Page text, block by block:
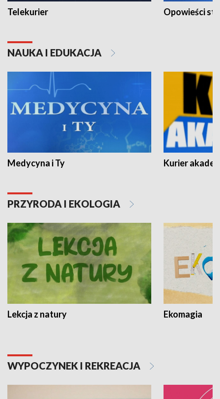
Telekurier Opowieści
NAUKA I EDUKACJA
Medycyna i Ty Kurier
PRZYRODA I EKOLOGIA
Lekcja z natury Ekomagia
WYPOCZYNEK I REKREACJA